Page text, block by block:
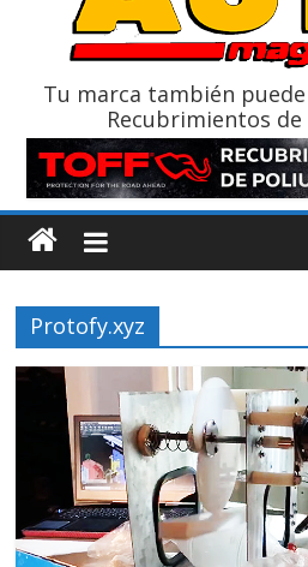
La Vuelta al Ecuador 2026, edición
Tu marca también
Recubrimientos
Protofy.xyz